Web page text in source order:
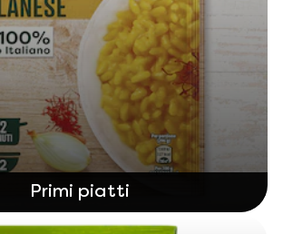
Primi piatti